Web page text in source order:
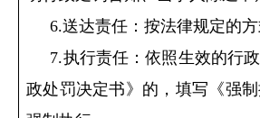
6.送达责任：按法律规定的
7.执行责任：依照生效的行
政处罚决定书》的，填写《强